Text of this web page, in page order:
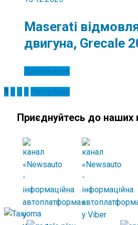
Maserati
двигуна, Grecale
Детальніше
Пагінація
записів
1 2 … 5 Наступний
Приєднуйтесь до наших